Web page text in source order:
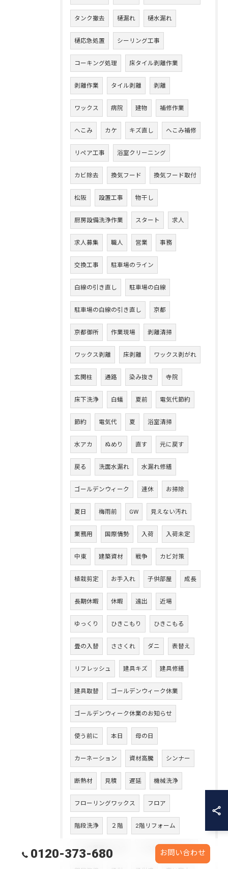
タンク撤去 樋漏れ 樋水漏れ
樋応急処置 シーリング工事
コーキング処理 床タイル剥離作業
剥離作業 タイル剥離 剥離
ワックス 病院 建物 補修作業
へこみ カケ キズ直し へこみ補修
リペア工事 浴室クリーニング
カビ除去 換気フード 換気フード取付
松阪 設置工事 物干し
厨房設備洗浄作業 スタート 求人
求人募集 職人 営業 事務
交換工事 駐車場のライン
白線の引き直し 駐車場の白線
駐車場の白線の引き直し 京都
京都御所 作業現場 剥離清掃
ワックス剥離 床剥離 ワックス剥がれ
玄関柱 通路 染み抜き 寺院
床下洗浄 白蟻 夏前 電気代節約
節約 電気代 夏 浴室清掃
水アカ ぬめり 直す 元に戻す
戻る 洗面水漏れ 水漏れ修繕
ゴールデンウィーク 連休 お掃除
夏日 梅雨前 GW 見えない汚れ
業務用 国際情勢 入荷 入荷未定
中東 建築資材 戦争 カビ対策
植栽剪定 お手入れ 子供部屋 成長
長期休暇 休暇 遠出 近場
ゆっくり ひきこもり ひきこもる
畳の入替 ささくれ ダニ 表替え
リフレッシュ 建具キズ 建具修繕
建具取替 ゴールデンウィーク休業
ゴールデンウィーク休業のお知らせ
使う前に 本日 母の日
カーネーション 資材高騰 シンナー
断熱材 見積 遅延 機械洗浄
フローリングワックス フロア
階段洗浄 ２階 2階リフォーム
１つの部屋から2つ 一つのお部屋を二つ
0120-373-680 お問い合わせ